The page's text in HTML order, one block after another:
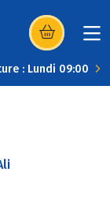
(s’ouvre dans
: Lundi 09:00